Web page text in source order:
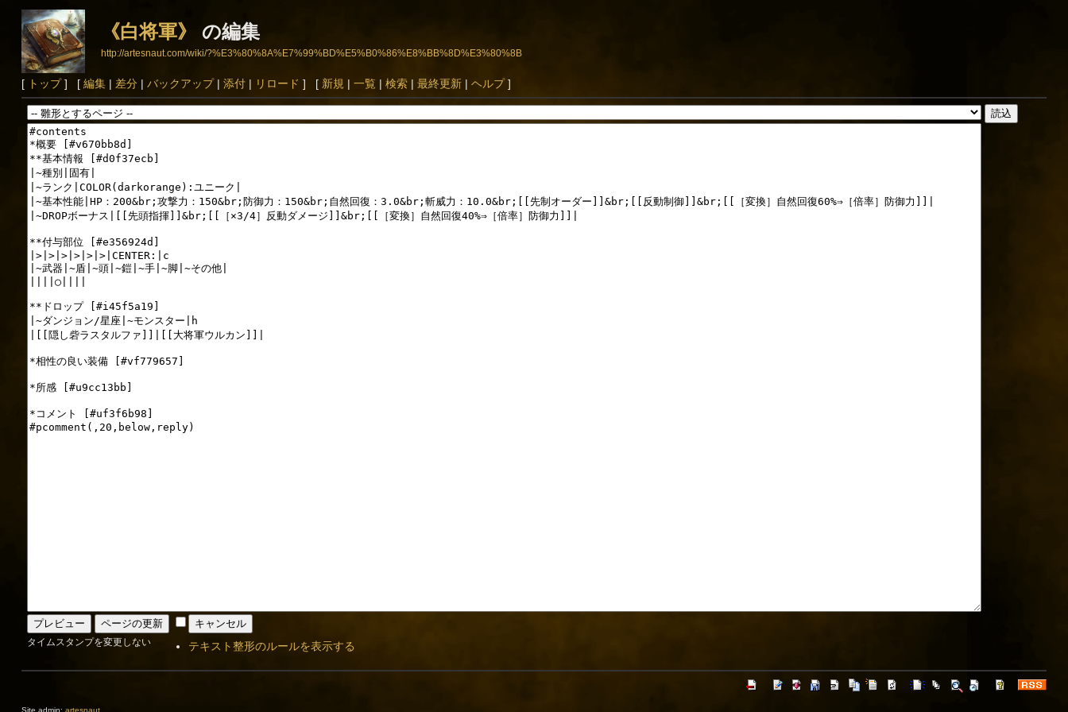
《白将軍》 の編集
http://artesnaut.com/wiki/?%E3%80%8A%E7%99%BD%E5%B0%86%E8%BB%8D%E3%80%8B
[ トップ] [ 編集| 差分| バックアップ| 添付| リロード ] [ 新規 | 一覧| 検索| 最終更新| ヘルプ]
タイムスタンプを変更しない テキスト整形のルールを表示する
Site admin: artesnaut